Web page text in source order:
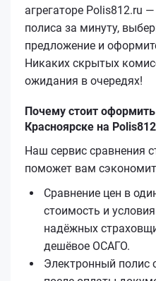
агрегаторе Polis812.ru
полиса за минуту,
предложение и
Никаких скрытых
ожидания в очередях!
Почему стоит
Красноярске на Polis812
Наш сервис сравнения
поможет вам
Сравнение цен в
стоимость и
надёжных
дешёвое ОСАГО.
Электронный полис